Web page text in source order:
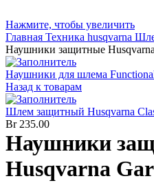
Нажмите, чтобы увеличить
Главная Техника husqvarna
Наушники защитные
Наушники для шлема
Назад к товарам
Шлем защитный Husqvarna
Br235.00
Наушники
Husqvarna